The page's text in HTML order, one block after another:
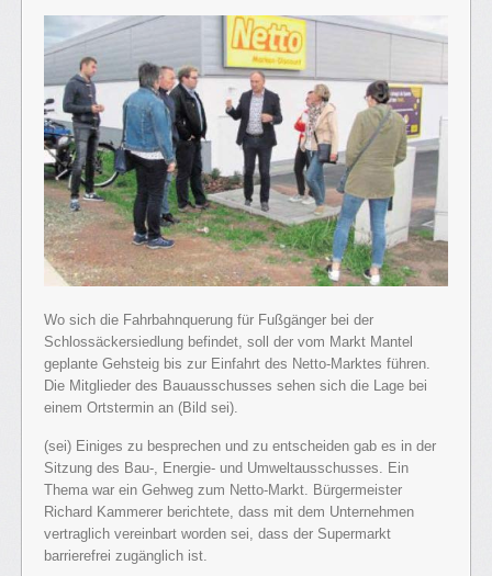
Wo sich die Fahrbahnquerung für Fußgänger bei der
Schlossäckersiedlung befindet, soll der vom Markt Mantel
geplante Gehsteig bis zur Einfahrt des Netto-Marktes führen.
Die Mitglieder des Bauausschusses sehen sich die Lage bei
einem Ortstermin an (Bild sei).
(sei) Einiges zu besprechen und zu entscheiden gab es in der
Sitzung des Bau-, Energie- und Umweltausschusses. Ein
Thema war ein Gehweg zum Netto-Markt. Bürgermeister
Richard Kammerer berichtete, dass mit dem Unternehmen
vertraglich vereinbart worden sei, dass der Supermarkt
barrierefrei zugänglich ist.